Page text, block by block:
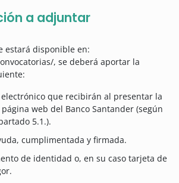
a adjuntar
estará disponible en:
, se deberá aportar la
que recibirán al presentar la
web del Banco Santander (según
5.1.).
cumplimentada y firmada.
de identidad o, en su caso tarjeta de